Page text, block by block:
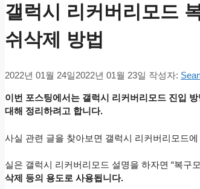
갤럭시 리커버리모드
쉬삭제 방법
2022년 01월 24일2022년 01월 23일 작성자:
이번 포스팅에서는 갤럭시 리커버리모드 진입
대해 정리하려고 합니다.
사실 관련 글을 찾아보면 갤럭시 리커버리모드
실은 갤럭시 리커버리모드 설명을 하자면 “복구
삭제 등의 용도로 사용됩니다.